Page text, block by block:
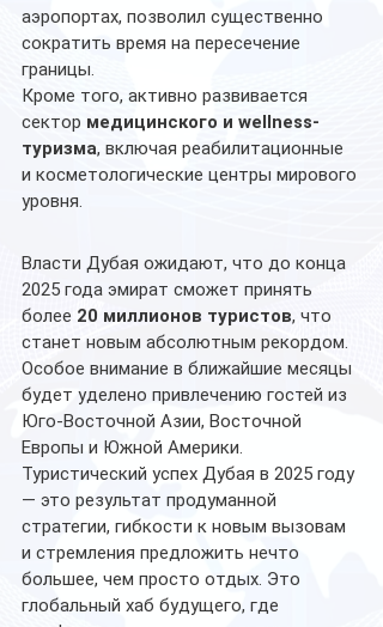
аэропортах, позволил существенно
сократить время на пересечение
границы.
Кроме того, активно развивается
сектор медицинского и wellness-
туризма, включая реабилитационные
и косметологические центры мирового
уровня.
Власти Дубая ожидают, что до конца
2025 года эмират сможет принять
более 20 миллионов туристов, что
станет новым абсолютным рекордом.
Особое внимание в ближайшие месяцы
будет уделено привлечению гостей из
Юго-Восточной Азии, Восточной
Европы и Южной Америки.
Туристический успех Дубая в 2025 году
— это результат продуманной
стратегии, гибкости к новым вызовам
и стремления предложить нечто
большее, чем просто отдых. Это
глобальный хаб будущего, где